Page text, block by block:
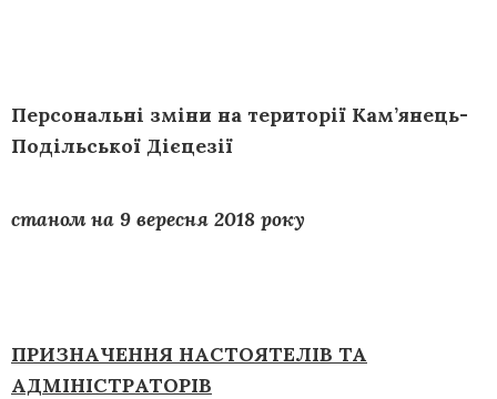
Персональні зміни на території Кам’янець-
Подільської Дієцезії
станом на 9 вересня 2018 року
ПРИЗНАЧЕННЯ НАСТОЯТЕЛІВ ТА
АДМІНІСТРАТОРІВ